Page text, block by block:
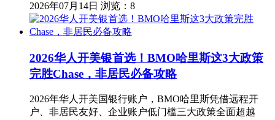
2026年07月14日 浏览：8
2026华人开美银首选！BMO哈里斯这3大政策
完胜Chase，非居民必备攻略
2026年华人开美国银行账户，BMO哈里斯凭借远程开
户、非居民友好、企业账户低门槛三大政策全面超越